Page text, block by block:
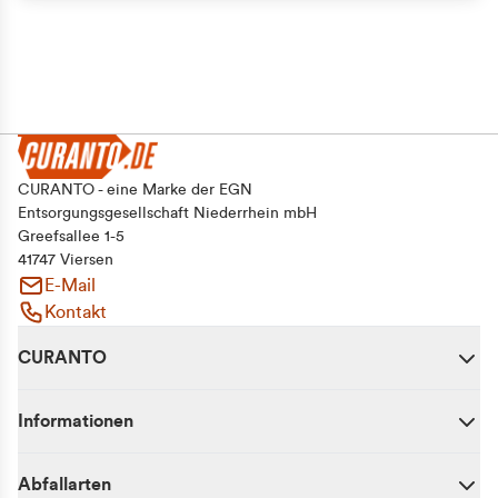
CURANTO - eine Marke der EGN
Entsorgungsgesellschaft Niederrhein mbH
Greefsallee 1-5
41747 Viersen
E-Mail
Kontakt
CURANTO
Informationen
Abfallarten